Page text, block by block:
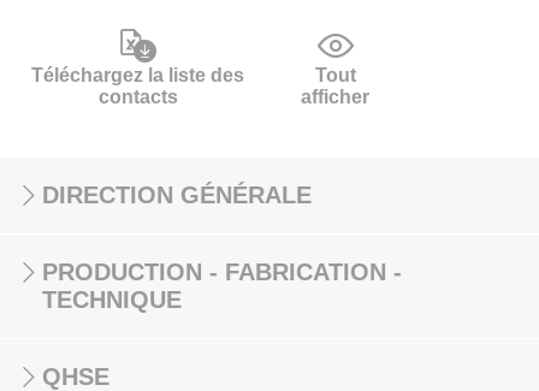
Téléchargez la liste des
contacts
Tout
afficher
DIRECTION GÉNÉRALE
PRODUCTION - FABRICATION -
TECHNIQUE
QHSE